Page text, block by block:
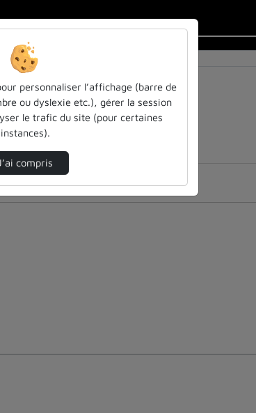
pour ajuster les résultats.
personnaliser l’affichage (barre de
ou dyslexie etc.), gérer la session
le trafic du site (pour certaines
instances).
compris